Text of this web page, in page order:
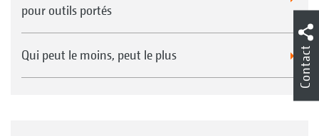
pour outils portés
Qui peut le moins, peut le plus Contact